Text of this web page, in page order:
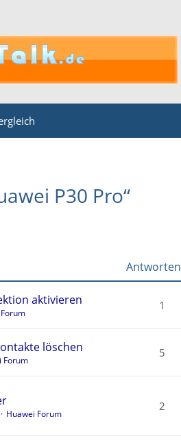
P30 Pro“
Antworten
aktivieren 1
löschen
Forum
5
Huawei Forum
2